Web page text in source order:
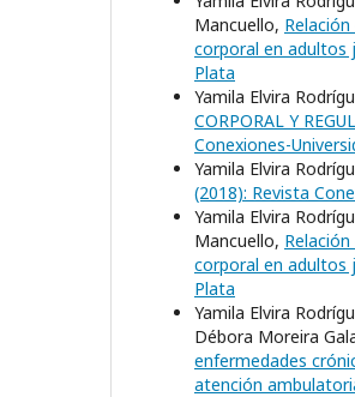
Mancuello,
corporal en adultos
Plata
Yamila Elvira
CORPORAL Y
Conexiones-
Yamila Elvira
(2018): Revista
Yamila Elvira
Mancuello,
corporal en adultos
Plata
Yamila Elvira
Débora Moreira
enfermedades
atención